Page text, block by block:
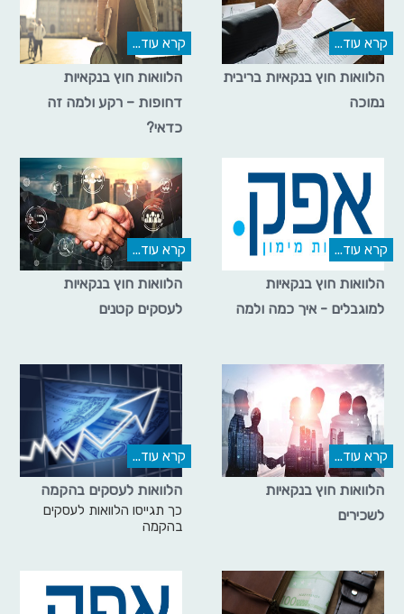
קרא עוד...
הלוואות חוץ בנקאיות בריבית
נמוכה
קרא עוד...
הלוואות חוץ בנקאיות
דחופות – רקע ולמה זה
כדאי?
קרא עוד...
הלוואות חוץ בנקאיות
למוגבלים - איך כמה ולמה
קרא עוד...
הלוואות חוץ בנקאיות
לעסקים קטנים
קרא עוד...
הלוואות חוץ בנקאיות
לשכירים
קרא עוד...
הלוואות לעסקים בהקמה
כך תגייסו הלוואות לעסקים
בהקמה